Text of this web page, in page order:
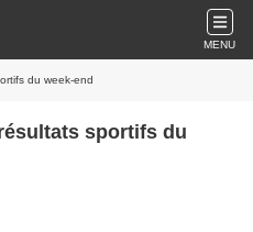
MENU
du week-end
sportifs du